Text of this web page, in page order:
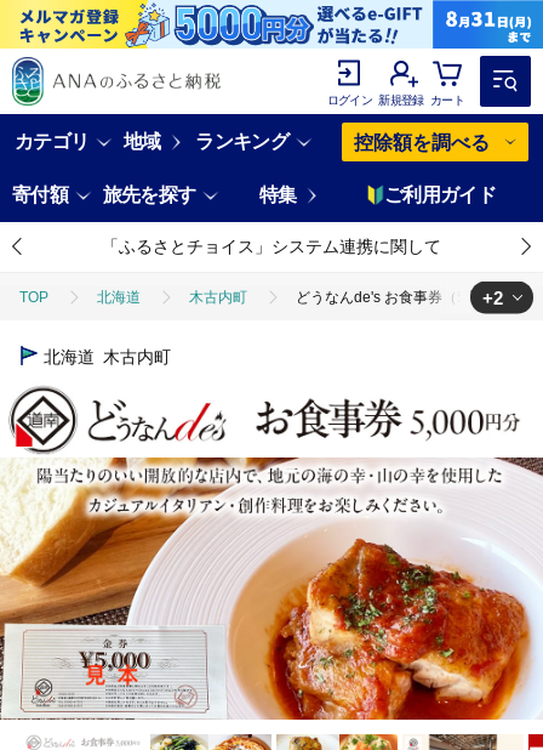
ログイン 新規登録 カート
カテゴリ 地域 ランキング 控除額を調べる
寄付額 旅先を探す 特集 ご利用ガイド
「ふるさとチョイス」システム連携に関して
TOP 北海道 木古内町 どうなんde's お食事券（5千円分）
TOP
TOP
+2
北海道 木古内町